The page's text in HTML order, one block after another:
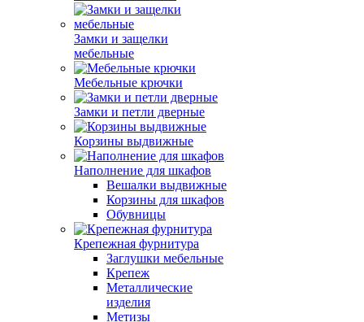
Замки и защелки
мебельные
Мебельные крючки
Замки и петли дверные
Корзины выдвижные
Наполнение для шкафов
Вешалки выдвижные
Корзины для шкафов
Обувницы
Крепежная фурнитура
Заглушки мебельные
Крепеж
Металлические
изделия
Метизы